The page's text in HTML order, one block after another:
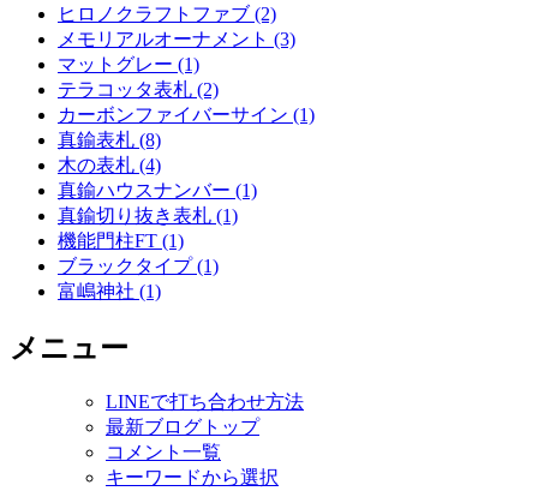
ヒロノクラフトファブ (2)
メモリアルオーナメント (3)
マットグレー (1)
テラコッタ表札 (2)
カーボンファイバーサイン (1)
真鍮表札 (8)
木の表札 (4)
真鍮ハウスナンバー (1)
真鍮切り抜き表札 (1)
機能門柱FT (1)
ブラックタイプ (1)
富嶋神社 (1)
メニュー
LINEで打ち合わせ方法
最新ブログトップ
コメント一覧
キーワードから選択